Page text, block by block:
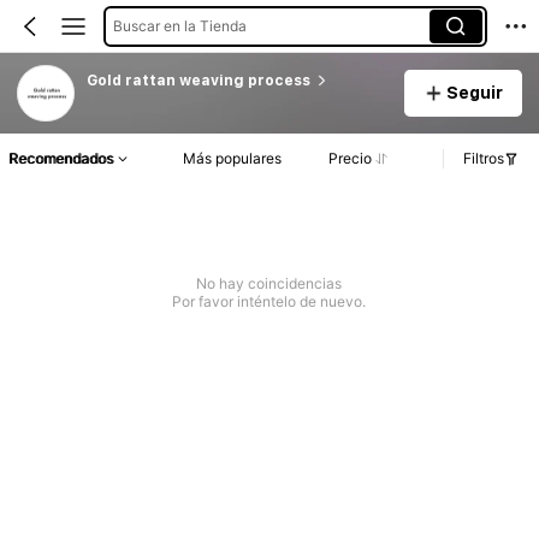
Buscar en la Tienda
Gold rattan weaving process
Seguir
Recomendados Más populares Precio Filtros
No hay coincidencias
Por favor inténtelo de nuevo.